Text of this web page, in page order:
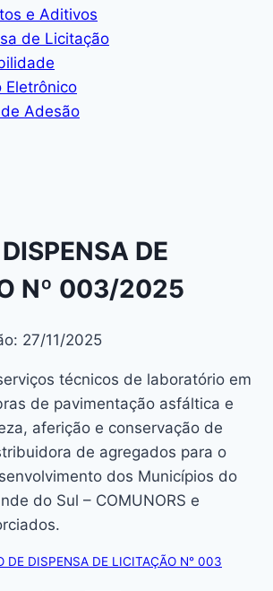
e Aditivos
de Licitação
Eletrônico
Adesão
DE
Nº 003/2025
27/11/2025
técnicos de laboratório em
de pavimentação asfáltica e
aferição e conservação de
de agregados para o
dos Municípios do
do Sul – COMUNORS e
DE DISPENSA DE LICITAÇÃO N° 003